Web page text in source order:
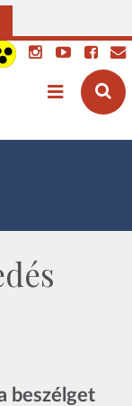
beszélget